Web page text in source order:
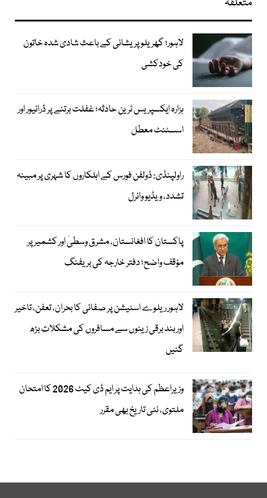
متعلقہ
لاہور؛ گھریلو پریشانی کے باعث شادی شدہ خاتون
کی خودکشی
ہزارہ ایکسپریس ٹرین حادثہ؛ غفلت برتنے پر ڈرائیور اور
اسسٹنٹ معطل
راولپنڈی: ڈولفن فورس کے اہلکاروں کا شہری پر مبینہ
تشدد، ویڈیو وائرل
پاکستان کا افغانستان، مشرق وسطیٰ اور کشمیر پر
مؤقف واضح؛ دفتر خارجہ کی بریفنگ
لاہور ریلوے اسٹیشن پر صفائی کا بحران، تعفن، تاخیر
اور بند برقی زینوں سے مسافروں کی مشکلات بڑھ
گئیں
وزیراعظم کی ہدایت پر ایم ڈی کیٹ 2026 کا امتحان
ملتوی، نئی تاریخ بھی مقرر